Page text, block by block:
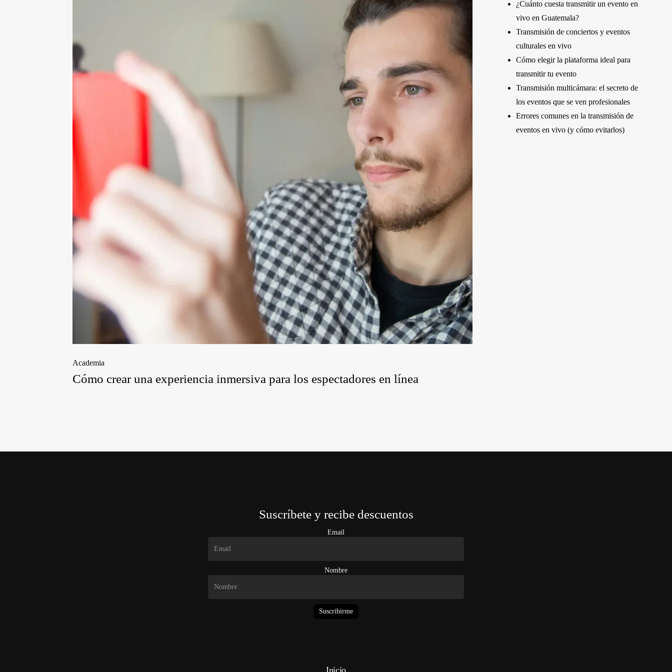
Academia
Cómo crear una experiencia inmersiva para los espectadores en línea
¿Cuánto cuesta transmitir un evento en
vivo en Guatemala?
Transmisión de conciertos y eventos
culturales en vivo
Cómo elegir la plataforma ideal para
transmitir tu evento
Transmisión multicámara: el secreto de
los eventos que se ven profesionales
Errores comunes en la transmisión de
eventos en vivo (y cómo evitarlos)
Suscríbete y recibe descuentos
Email
Nombre
Suscribirme